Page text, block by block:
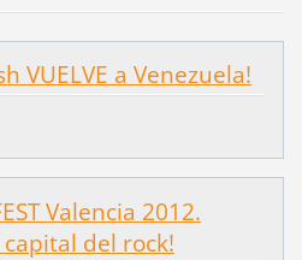
VUELVE a Venezuela!
Valencia 2012.
del rock!